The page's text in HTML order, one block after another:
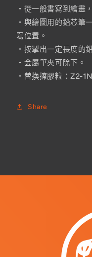
0.5MM
MECHANICAL
PENCIL
數
量
減
少
量
增
加
・從一般書寫到繪畫
・與繪圖用的鉛芯筆
寫位置。
・按掣出一定長度的
・金屬筆夾可除下。
・替換擦膠粒：Z2-1N
Share